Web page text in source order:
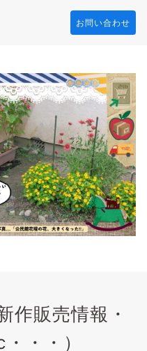
お問い合わせ
作販売情報・
・・）